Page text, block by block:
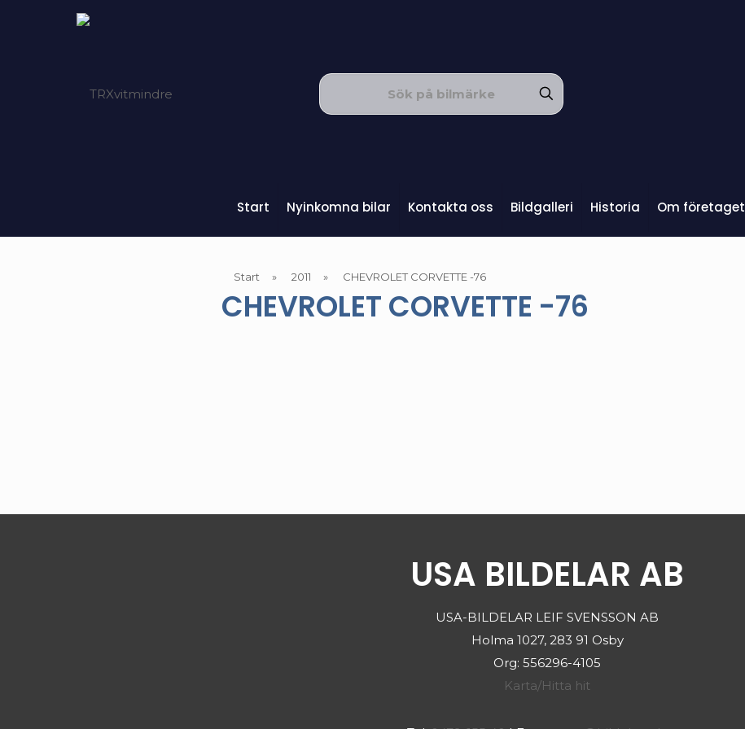
Start Nyinkomna bilar Kontakta oss Bildgalleri Historia Om företaget
Start » 2011 » CHEVROLET CORVETTE -76
CHEVROLET CORVETTE -76
USA BILDELAR AB
USA-BILDELAR LEIF SVENSSON AB
Holma 1027, 283 91 Osby
Org: 556296-4105
Karta/Hitta hit